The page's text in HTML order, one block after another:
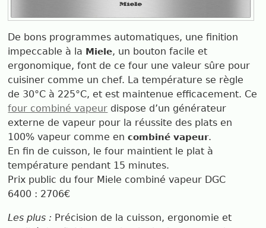
De bons programmes automatiques, une finition
impeccable à la Miele, un bouton facile et
ergonomique, font de ce four une valeur sûre pour
cuisiner comme un chef. La température se règle
de 30°C à 225°C, et est maintenue efficacement. Ce
four combiné vapeur dispose d’un générateur
externe de vapeur pour la réussite des plats en
100% vapeur comme encombiné vapeur.
En fin de cuisson, le four maintient le plat à
température pendant 15 minutes.
Prix public du four Miele combiné vapeur DGC
6400 : 2706€
Les plus : Précision de la cuisson, ergonomie et